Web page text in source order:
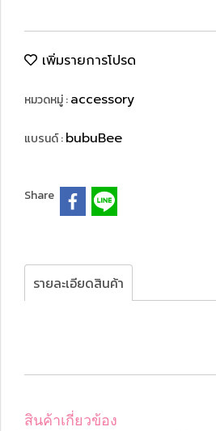
เพิ่มรายการโปรด
หมวดหมู่ :accessory
แบรนด์ :bubuBee
Share
รายละเอียดสินค้า
สินค้าเกี่ยวข้อง